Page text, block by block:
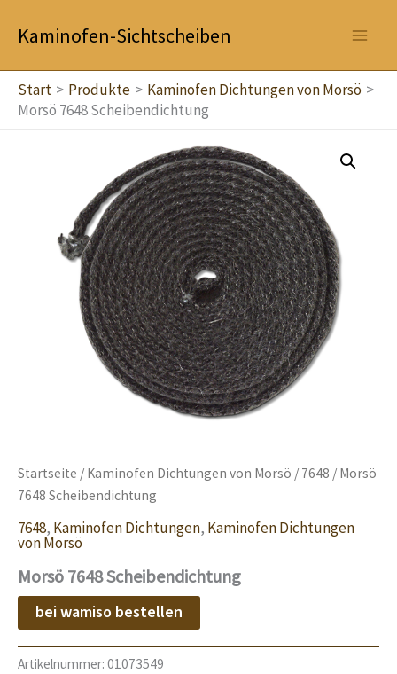
InhaltKaminofen-Sichtscheiben
Start Produkte
Kaminofen Dichtungen von Morsö
Morsö 7648 Scheibendichtung
Startseite / Kaminofen Dichtungen von Morsö / 7648 / Morsö
7648 Scheibendichtung
7648, Kaminofen Dichtungen, Kaminofen Dichtungen
von Morsö
Morsö 7648 Scheibendichtung
bei wamiso bestellen
Artikelnummer: 01073549